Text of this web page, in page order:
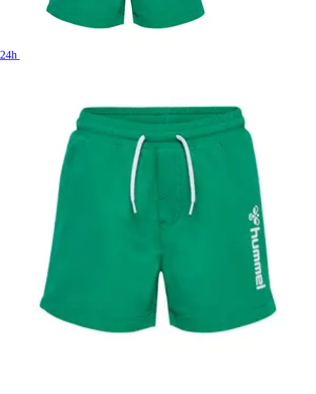
24h